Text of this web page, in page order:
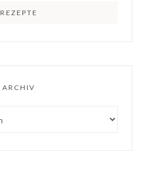
REZEPTE
ARCHIV